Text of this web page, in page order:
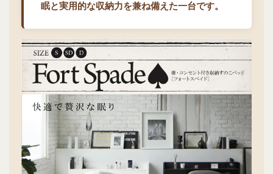
眠と実用的な収納力を兼ね備えた一台です。